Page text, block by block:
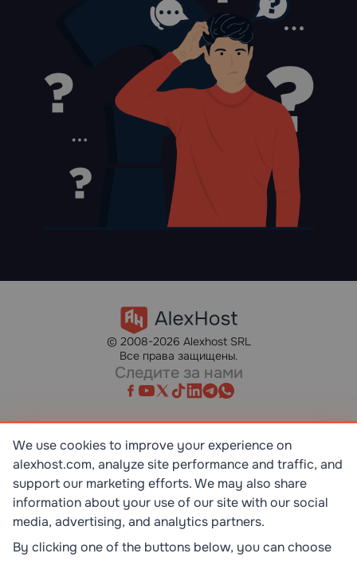
© 2008-2026 Alexhost SRL
Все права защищены.
Следите за нами
SR EN ISO/IEC 27001:2023
STANDART
ISO 9001:2015
We use cookies to improve your experience on
alexhost.com, analyze site performance and traffic, and
support our marketing efforts. We may also share
information about your use of our site with our social
media, advertising, and analytics partners.
By clicking one of the buttons below, you can choose